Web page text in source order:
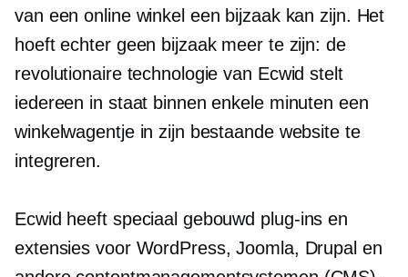
van een online winkel een bijzaak kan zijn. Het
hoeft echter geen bijzaak meer te zijn: de
revolutionaire technologie van Ecwid stelt
iedereen in staat binnen enkele minuten een
winkelwagentje in zijn bestaande website te
integreren.
Ecwid heeft speciaal gebouwd plug-ins en
extensies voor WordPress, Joomla, Drupal en